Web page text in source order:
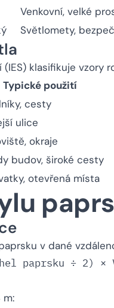
Venkovní, velké
Světlomety,
klasifikuje vzory
Typické použití
cesty
ulice
okraje
budov, široké cesty
otevřená místa
v dané
m: